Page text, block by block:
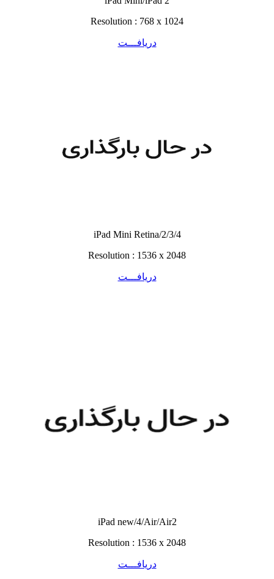
Resolution : 768 x 1024
دریافـــت
iPad Mini Retina/2/3/4
Resolution : 1536 x 2048
دریافـــت
iPad new/4/Air/Air2
Resolution : 1536 x 2048
دریافـــت